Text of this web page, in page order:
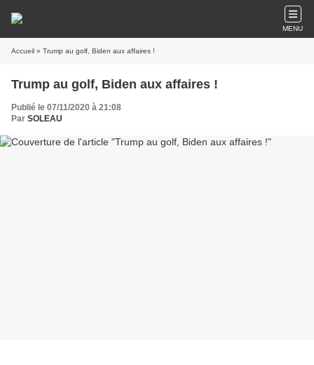
MENU
Accueil » Trump au golf, Biden aux affaires !
Trump au golf, Biden aux affaires !
Publié le 07/11/2020 à 21:08
Par SOLEAU